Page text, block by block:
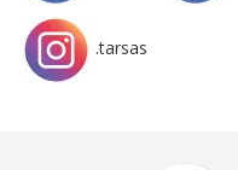
.tarsas